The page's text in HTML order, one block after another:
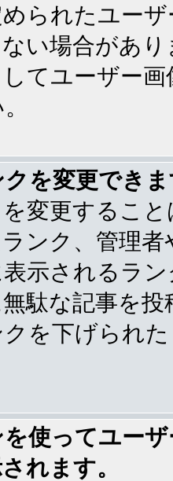
られたユー
い場合があ
てユーザー
を変更でき
変更するこ
ンク、管理
示されるラ
駄な記事を
を下げられ
使ってユー
れます。